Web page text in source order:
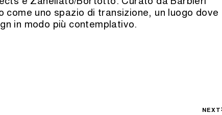
uno spazio di transizione, un luogo dove
in modo più contemplativo.
NEXT